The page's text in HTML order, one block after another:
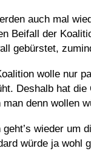
auch mal
Beifall der
gebürstet,
wolle nur
Deshalb hat
man denn wollen
geht’s wieder um
würde ja wohl